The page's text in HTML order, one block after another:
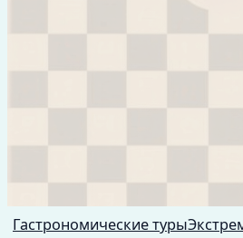
Гастрономические туры